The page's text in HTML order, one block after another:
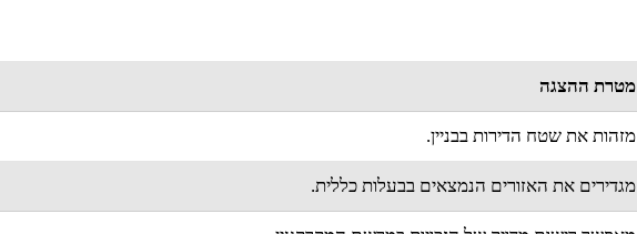
מטרת ההצגה
מזהות את שטח הדירות בבניין.
מגדירים את האזורים הנמצאים בבעלות כללית.